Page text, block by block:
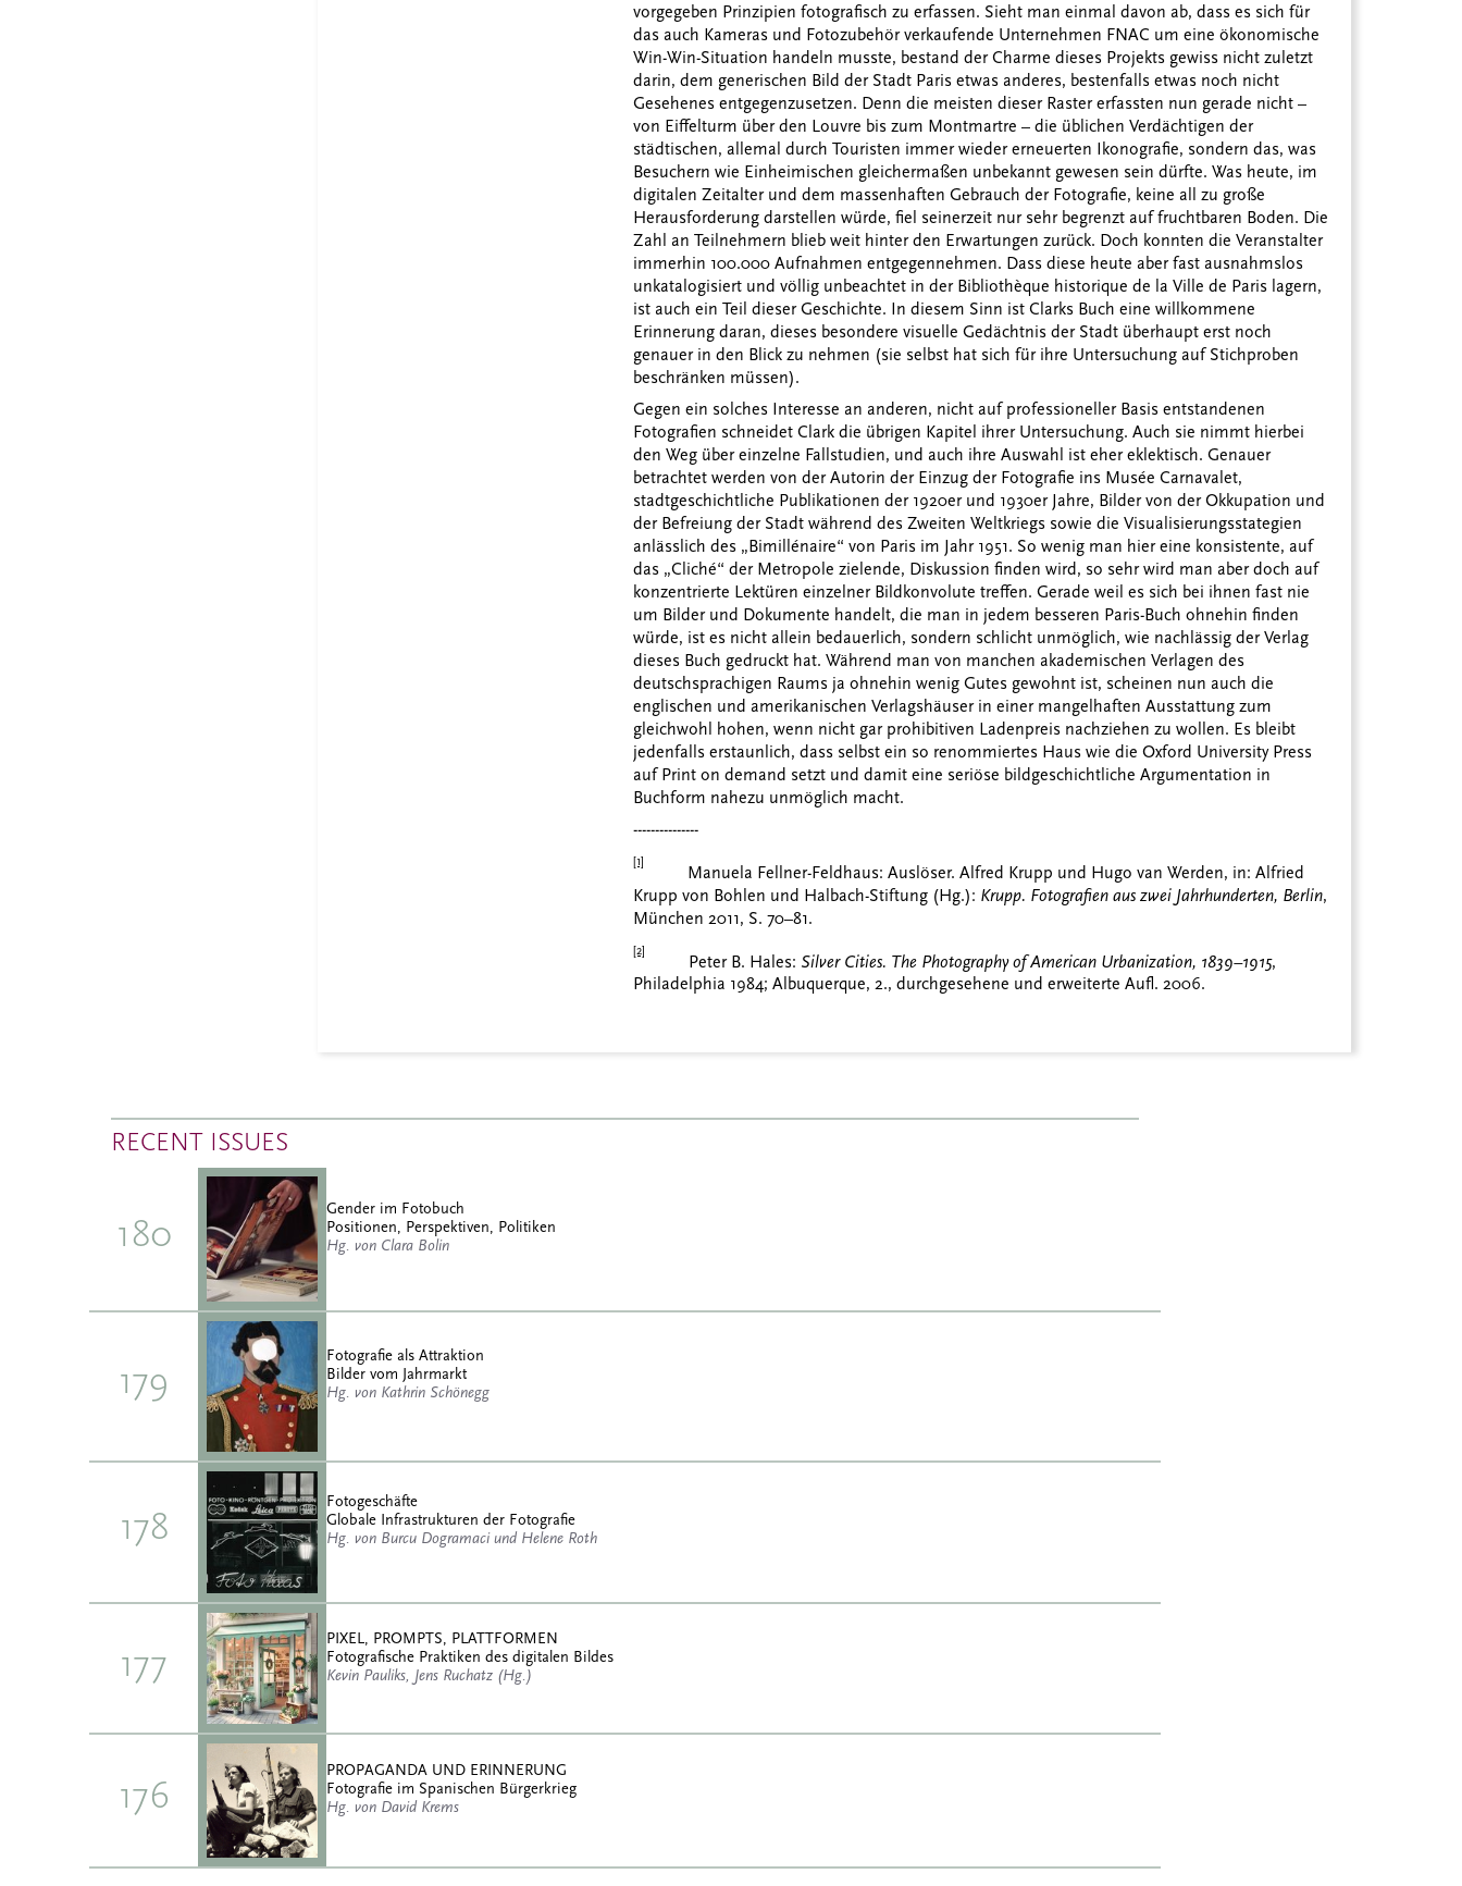
vorgegeben Prinzipien fotografisch zu erfassen. Sieht man einmal davon ab, dass es sich für
das auch Kameras und Fotozubehör verkaufende Unternehmen FNAC um eine ökonomische
Win-Win-Situation handeln musste, bestand der Charme dieses Projekts gewiss nicht zuletzt
darin, dem generischen Bild der Stadt Paris etwas anderes, bestenfalls etwas noch nicht
Gesehenes entgegenzusetzen. Denn die meisten dieser Raster erfassten nun gerade nicht –
von Eiffelturm über den Louvre bis zum Montmartre – die üblichen Verdächtigen der
städtischen, allemal durch Touristen immer wieder erneuerten Ikonografie, sondern das, was
Besuchern wie Einheimischen gleichermaßen unbekannt gewesen sein dürfte. Was heute, im
digitalen Zeitalter und dem massenhaften Gebrauch der Fotografie, keine all zu große
Herausforderung darstellen würde, fiel seinerzeit nur sehr begrenzt auf fruchtbaren Boden. Die
Zahl an Teilnehmern blieb weit hinter den Erwartungen zurück. Doch konnten die Veranstalter
immerhin 100.000 Aufnahmen entgegennehmen. Dass diese heute aber fast ausnahmslos
unkatalogisiert und völlig unbeachtet in der Bibliothèque historique de la Ville de Paris lagern,
ist auch ein Teil dieser Geschichte. In diesem Sinn ist Clarks Buch eine willkommene
Erinnerung daran, dieses besondere visuelle Gedächtnis der Stadt überhaupt erst noch
genauer in den Blick zu nehmen (sie selbst hat sich für ihre Untersuchung auf Stichproben
beschränken müssen).
Gegen ein solches Interesse an anderen, nicht auf professioneller Basis entstandenen
Fotografien schneidet Clark die übrigen Kapitel ihrer Untersuchung. Auch sie nimmt hierbei
den Weg über einzelne Fallstudien, und auch ihre Auswahl ist eher eklektisch. Genauer
betrachtet werden von der Autorin der Einzug der Fotografie ins Musée Carnavalet,
stadtgeschichtliche Publikationen der 1920er und 1930er Jahre, Bilder von der Okkupation und
der Befreiung der Stadt während des Zweiten Weltkriegs sowie die Visualisierungsstategien
anlässlich des „Bimillénaire“ von Paris im Jahr 1951. So wenig man hier eine konsistente, auf
das „Cliché“ der Metropole zielende, Diskussion finden wird, so sehr wird man aber doch auf
konzentrierte Lektüren einzelner Bildkonvolute treffen. Gerade weil es sich bei ihnen fast nie
um Bilder und Dokumente handelt, die man in jedem besseren Paris-Buch ohnehin finden
würde, ist es nicht allein bedauerlich, sondern schlicht unmöglich, wie nachlässig der Verlag
dieses Buch gedruckt hat. Während man von manchen akademischen Verlagen des
deutschsprachigen Raums ja ohnehin wenig Gutes gewohnt ist, scheinen nun auch die
englischen und amerikanischen Verlagshäuser in einer mangelhaften Ausstattung zum
gleichwohl hohen, wenn nicht gar prohibitiven Ladenpreis nachziehen zu wollen. Es bleibt
jedenfalls erstaunlich, dass selbst ein so renommiertes Haus wie die Oxford University Press
auf Print on demand setzt und damit eine seriöse bildgeschichtliche Argumentation in
Buchform nahezu unmöglich macht.
---------------
[1]
Manuela Fellner-Feldhaus: Auslöser. Alfred Krupp und Hugo van Werden, in: Alfried
Krupp von Bohlen und Halbach-Stiftung (Hg.): Krupp. Fotografien aus zwei Jahrhunderten, Berlin,
München 2011, S. 70–81.
[2]
Peter B. Hales: Silver Cities. The Photography of American Urbanization, 1839–1915,
Philadelphia 1984; Albuquerque, 2., durchgesehene und erweiterte Aufl. 2006.
RECENT ISSUES
180
Gender im Fotobuch
Positionen, Perspektiven, Politiken
Hg. von Clara Bolin
179
Fotografie als Attraktion
Bilder vom Jahrmarkt
Hg. von Kathrin Schönegg
178
Fotogeschäfte
Globale Infrastrukturen der Fotografie
Hg. von Burcu Dogramaci und Helene Roth
177
PIXEL, PROMPTS, PLATTFORMEN
Fotografische Praktiken des digitalen Bildes
Kevin Pauliks, Jens Ruchatz (Hg.)
176
PROPAGANDA UND ERINNERUNG
Fotografie im Spanischen Bürgerkrieg
Hg. von David Krems